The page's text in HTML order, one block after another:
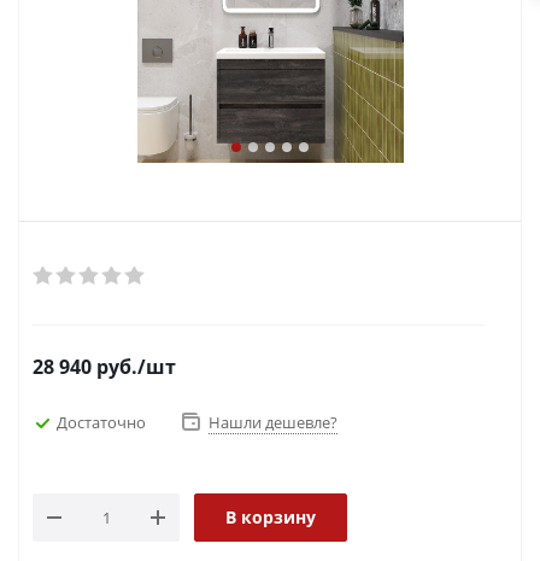
28 940 руб./шт
Достаточно Нашли дешевле?
В корзину